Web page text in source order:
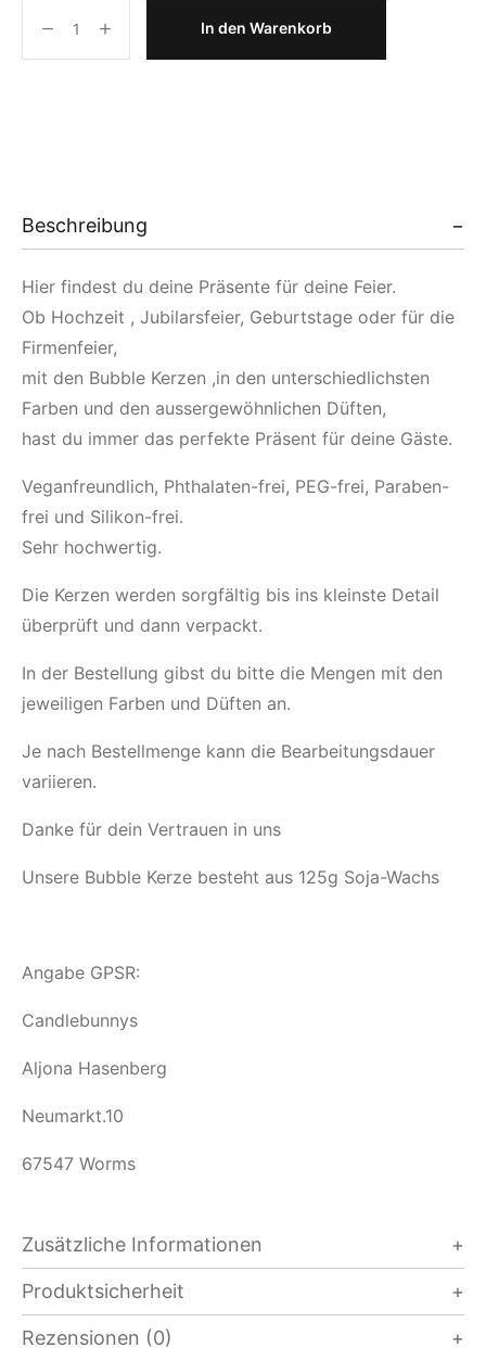
In den Warenkorb
Beschreibung
Hier findest du deine Präsente für deine Feier.
Ob Hochzeit , Jubilarsfeier, Geburtstage oder für die
Firmenfeier,
mit den Bubble Kerzen ,in den unterschiedlichsten
Farben und den aussergewöhnlichen Düften,
hast du immer das perfekte Präsent für deine Gäste.
Veganfreundlich, Phthalaten-frei, PEG-frei, Paraben-
frei und Silikon-frei.
Sehr hochwertig.
Die Kerzen werden sorgfältig bis ins kleinste Detail
überprüft und dann verpackt.
In der Bestellung gibst du bitte die Mengen mit den
jeweiligen Farben und Düften an.
Je nach Bestellmenge kann die Bearbeitungsdauer
variieren.
Danke für dein Vertrauen in uns
Unsere Bubble Kerze besteht aus 125g Soja-Wachs
Angabe GPSR:
Candlebunnys
Aljona Hasenberg
Neumarkt.10
67547 Worms
Zusätzliche Informationen
Produktsicherheit
Rezensionen (0)